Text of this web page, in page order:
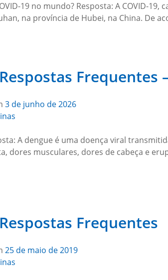
19 no mundo? Resposta: A COVID-
na província de Hubei, na China. De
Frequentes
3 de junho de 2026
A dengue é uma doença viral
dores musculares, dores de cabeça e
Frequentes
25 de maio de 2019